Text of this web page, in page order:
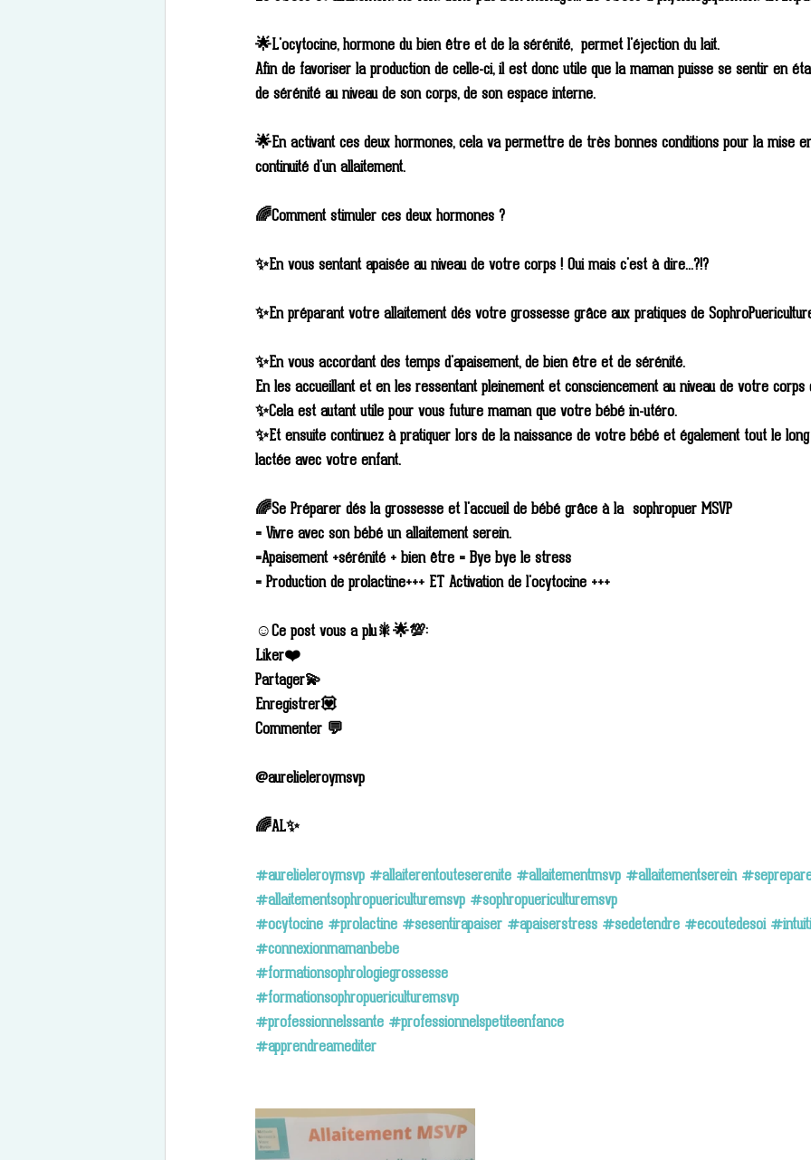
🌟L'ocytocine, hormone du bien être et de la sérénité,  permet l'éjection du lait.
Afin de favoriser la production de celle-ci, il est donc utile que la maman puisse se sentir en
de sérénité au niveau de son corps, de son espace interne.
🌟En activant ces deux hormones, cela va permettre de très bonnes conditions pour la mise
continuité d'un allaitement.
🌈Comment stimuler ces deux hormones ?
✨En vous sentant apaisée au niveau de votre corps ! Oui mais c'est à dire...?!?
✨En préparant votre allaitement dés votre grossesse grâce aux pratiques de
✨En vous accordant des temps d'apaisement, de bien être et de sérénité.
En les accueillant et en les ressentant pleinement et consciencement au niveau de votre corps
✨Cela est autant utile pour vous future maman que votre bébé in-utéro.
✨Et ensuite continuez à pratiquer lors de la naissance de votre bébé et également tout le
lactée avec votre enfant.
🌈Se Préparer dés la grossesse et l'accueil de bébé grâce à la  sophropuer MSVP
= Vivre avec son bébé un allaitement serein.
=Apaisement +sérénité + bien être = Bye bye le stress
= Production de prolactine+++ ET Activation de l'ocytocine +++
☺️Ce post vous a plu🎇🌟💯:
Liker❤️
Partager💫
Enregistrer💟
Commenter 💬
@aurelieleroymsvp
🌈AL✨
#aurelieleroymsvp #allaiterentouteserenite #allaitementmsvp #allaitementserein
#allaitementsophropuericulturemsvp #sophropuericulturemsvp
#ocytocine #prolactine #sesentirapaiser #apaiserstress #sedetendre #ecoutedesoi
#connexionmamanbebe
#formationsophrologiegrossesse
#formationsophropuericulturemsvp
#professionnelssante #professionnelspetiteenfance
#apprendreamediter